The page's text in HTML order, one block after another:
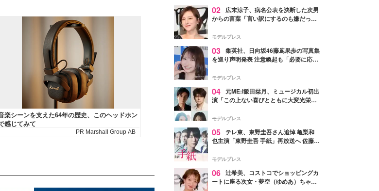
02
広末涼子、病名公表を決断した次男
からの言葉「言い訳にするのも嫌だっ
モデルプレス
03 集英社、日向坂46藤嶌果歩の写真集
を巡り声明発表 注意喚起も「必要に応じ
モデルプレス
04 元ME:I飯田栞月、ミュージカル初出
演「この上ない喜びとともに大変光栄」
ャスト発表
モデルプレス
05 テレ東、東野圭吾さん追悼 亀梨和
也主演「東野圭吾 手紙」再放送へ 佐藤隆
モデルプレス
06 辻希美、コストコでショッピングカ
ートに座る次女・夢空（ゆめあ）ちゃん